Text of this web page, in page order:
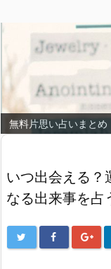
無料片思い占いまとめ
いつ出会える？
なる出来事を占